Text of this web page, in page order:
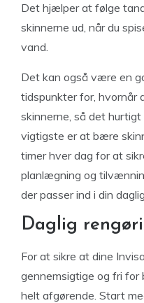
Det hjælper at følge
skinnerne ud, når du
vand.
Det kan også være en
tidspunkter for, hvornår
skinnerne, så det
vigtigste er at bære
timer hver dag for at
planlægning og
der passer ind i din
Daglig
For at sikre at dine
gennemsigtige og fri for
helt afgørende. Start